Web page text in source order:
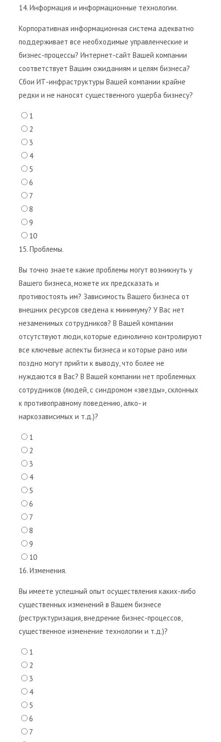
14. Информация и информационные технологии.
Корпоративная информационная система адекватно
поддерживает все необходимые управленческие и
бизнес-процессы? Интернет-сайт Вашей компании
соответствует Вашим ожиданиям и целям бизнеса?
Сбои ИТ-инфраструктуры Вашей компании крайне
редки и не наносят существенного ущерба бизнесу?
1
2
3
4
5
6
7
8
9
10
15. Проблемы.
Вы точно знаете какие проблемы могут возникнуть у
Вашего бизнеса, можете их предсказать и
противостоять им? Зависимость Вашего бизнеса от
внешних ресурсов сведена к минимуму? У Вас нет
незаменимых сотрудников? В Вашей компании
отсутствуют люди, которые единолично контролируют
все ключевые аспекты бизнеса и которые рано или
поздно могут прийти к выводу, что более не
нуждаются в Вас? В Вашей компании нет проблемных
сотрудников (людей, с синдромом «звезды», склонных
к противоправному поведению, алко- и
наркозависимых и т.д.)?
1
2
3
4
5
6
7
8
9
10
16. Изменения.
Вы имеете успешный опыт осуществления каких-либо
существенных изменений в Вашем бизнесе
(реструктуризация, внедрение бизнес-процессов,
существенное изменение технологии и т.д.)?
1
2
3
4
5
6
7